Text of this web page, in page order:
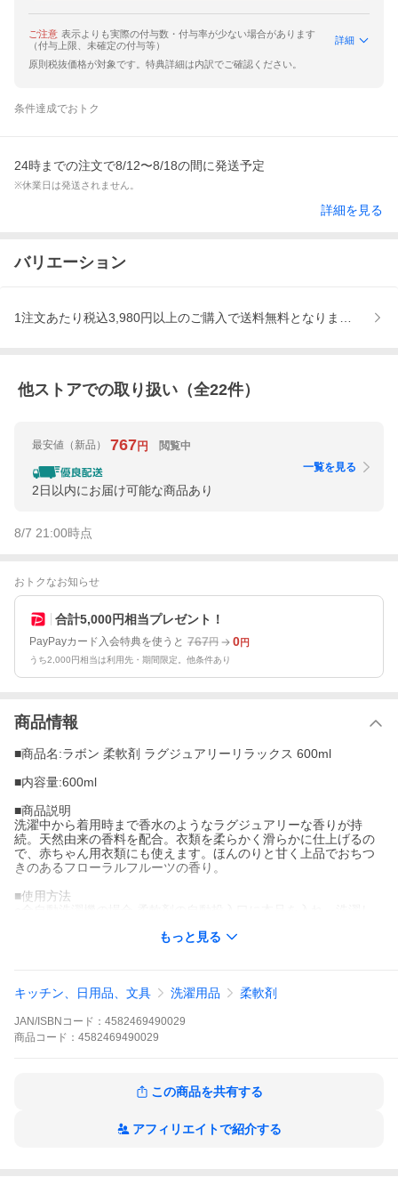
ご注意 表示よりも実際の付与数・付与率が少ない場合があります
（付与上限、未確定の付与等）
詳細
原則税抜価格が対象です。特典詳細は内訳でご確認ください。
条件達成でおトク
24時までの注文で8/12〜8/18の間に発送予定
※休業日は発送されません。
詳細を見る
バリエーション
1注文あたり税込3,980円以上のご購入で送料無料となります。
他ストアでの取り扱い（全22件）
最安値 （新品） 767円 閲覧中
2日以内にお届け可能な商品あり
一覧を見る
8/7 21:00時点
おトクなお知らせ
合計5,000円相当プレゼント！
PayPayカード入会特典を使うと 767円 0円
うち2,000円相当は利用先・期間限定。他条件あり
商品情報
■商品名:ラボン 柔軟剤 ラグジュアリーリラックス 600ml
■内容量:600ml
■商品説明
洗濯中から着用時まで香水のようなラグジュアリーな香りが持
続。天然由来の香料を配合。衣類を柔らかく滑らかに仕上げるの
で、赤ちゃん用衣類にも使えます。ほんのりと甘く上品でおちつ
きのあるフローラルフルーツの香り。
■使用方法
たら本品を入れ、約3分まわすか、ひたした後、脱水します。○ド
■関連キーワード
し 植物エキス 赤ちゃん フレグランス ユニセックス
もっと見る
キッチン、日用品、文具 洗濯用品 柔軟剤
JAN/ISBNコード： 4582469490029
商品 コード： 4582469490029
この商品を共有する
アフィリエイトで紹介する